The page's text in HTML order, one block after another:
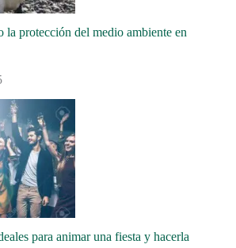
la protección del medio ambiente en
para animar una fiesta y hacerla